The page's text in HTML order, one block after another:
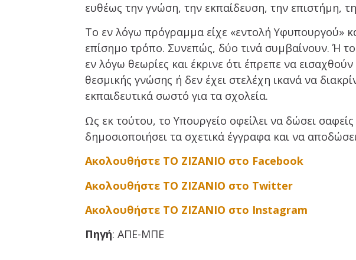
ευθέως την γνώση, την εκπαίδευση, την επιστήμη,
Το εν λόγω πρόγραμμα είχε «εντολή Υφυπουργού»
επίσημο τρόπο. Συνεπώς, δύο τινά συμβαίνουν. Ή
εν λόγω θεωρίες και έκρινε ότι έπρεπε να
θεσμικής γνώσης ή δεν έχει στελέχη ικανά να
εκπαιδευτικά σωστό για τα σχολεία.
Ως εκ τούτου, το Υπουργείο οφείλει να δώσει
δημοσιοποιήσει τα σχετικά έγγραφα και να
Ακολουθήστε ΤΟ ΖΙΖΑΝΙΟ στο Facebook
Ακολουθήστε ΤΟ ΖΙΖΑΝΙΟ στο Twitter
Ακολουθήστε ΤΟ ΖΙΖΑΝΙΟ στο Instagram
Πηγή: ΑΠΕ-ΜΠΕ